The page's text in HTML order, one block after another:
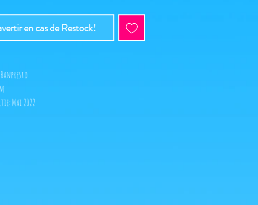
en cas de Restock!
Mai 2022